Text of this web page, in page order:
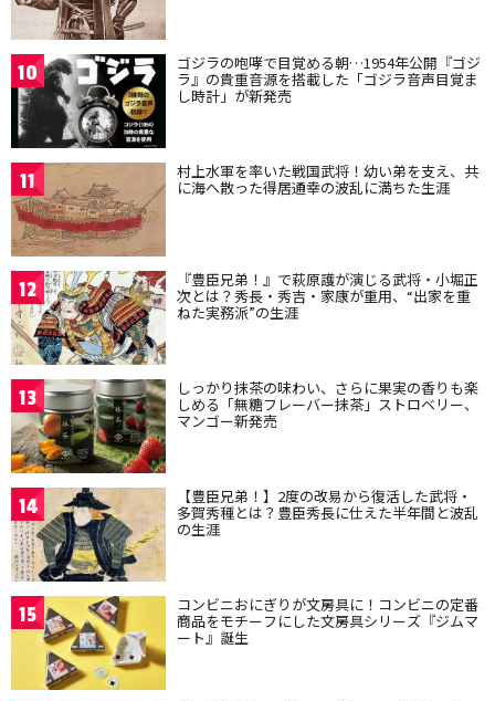
10 ゴジラの咆哮で目覚める朝…1954年公開『ゴジ
ラ』の貴重音源を搭載した「ゴジラ音声目覚ま
し時計」が新発売
11 村上水軍を率いた戦国武将！幼い弟を支え、共
に海へ散った得居通幸の波乱に満ちた生涯
12 『豊臣兄弟！』で萩原護が演じる武将・小堀正
次とは？秀長・秀吉・家康が重用、“出家を重
ねた実務派”の生涯
13 しっかり抹茶の味わい、さらに果実の香りも楽
しめる「無糖フレーバー抹茶」ストロベリー、
マンゴー新発売
14 【豊臣兄弟！】2度の改易から復活した武将・
多賀秀種とは？豊臣秀長に仕えた半年間と波乱
の生涯
15 コンビニおにぎりが文房具に！コンビニの定番
商品をモチーフにした文房具シリーズ『ジムマ
ート』誕生